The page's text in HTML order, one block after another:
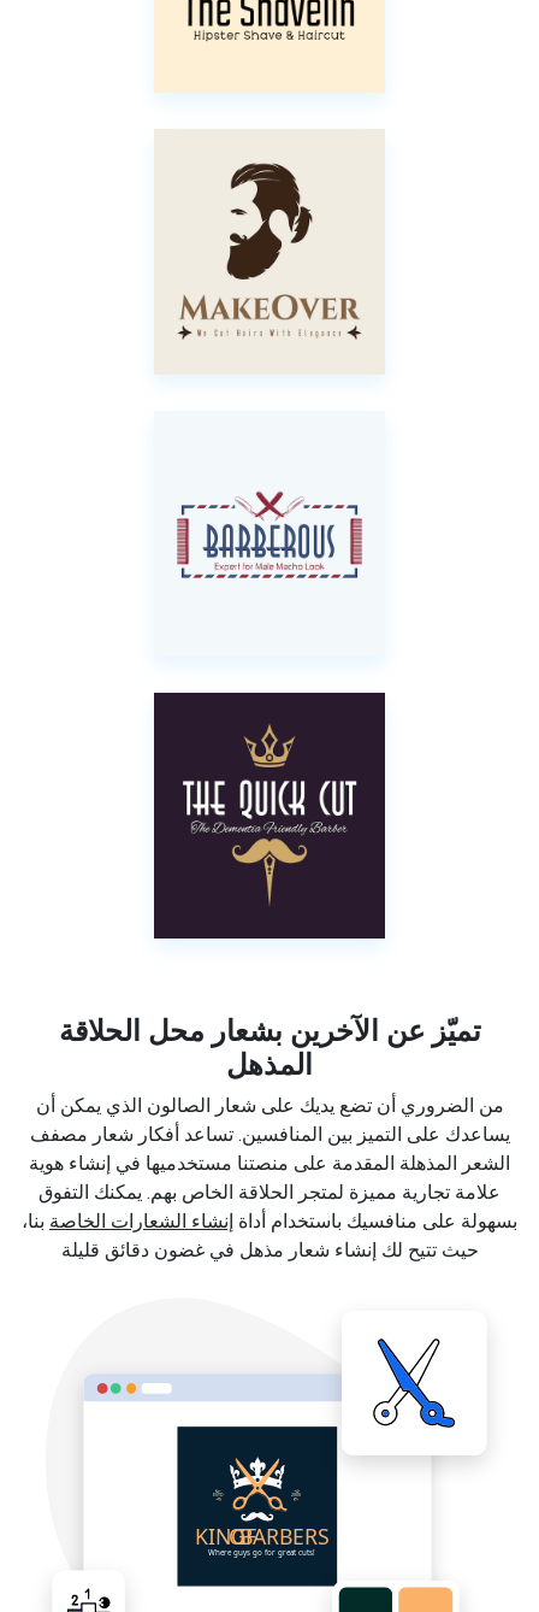
تميّز عن الآخرين بشعار محل الحلاقة
المذهل
من الضروري أن تضع يديك على شعار الصالون الذي يمكن أن
يساعدك على التميز بين المنافسين. تساعد أفكار شعار مصفف
الشعر المذهلة المقدمة على منصتنا مستخدميها في إنشاء هوية
علامة تجارية مميزة لمتجر الحلاقة الخاص بهم. يمكنك التفوق
بسهولة على منافسيك باستخدام أداة إنشاء الشعارات الخاصة بنا،
حيث تتيح لك إنشاء شعار مذهل في غضون دقائق قليلة